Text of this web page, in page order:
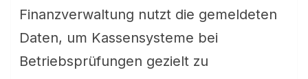
Finanzverwaltung nutzt die gemeldeten
Daten, um Kassensysteme bei
Betriebsprüfungen gezielt zu